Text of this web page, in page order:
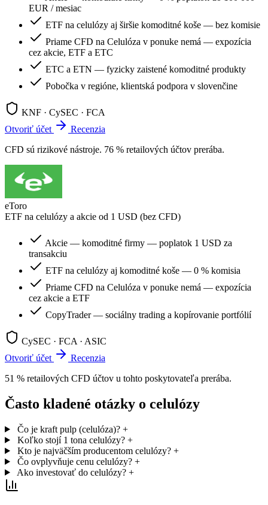
EUR / mesiac
ETF na celulózy aj širšie komoditné koše — bez komisie
Priame CFD na Celulóza v ponuke nemá — expozícia
cez akcie, ETF a ETC
ETC a ETN — fyzicky zaistené komoditné produkty
Pobočka v regióne, klientská podpora v slovenčine
KNF · CySEC · FCA
Otvoriť účet
Recenzia
CFD sú rizikové nástroje. 76 % retailových účtov prerába.
eToro
ETF na celulózy a akcie od 1 USD (bez CFD)
Akcie — komoditné firmy — poplatok 1 USD za
transakciu
ETF na celulózy aj komoditné koše — 0 % komisia
Priame CFD na Celulóza v ponuke nemá — expozícia
cez akcie a ETF
CopyTrader — sociálny trading a kopírovanie portfólií
CySEC · FCA · ASIC
Otvoriť účet
Recenzia
51 % retailových CFD účtov u tohto poskytovateľa prerába.
Často kladené otázky o celulózy
Čo je kraft pulp (celulóza)? +
Koľko stojí 1 tona celulózy? +
Kto je najväčším producentom celulózy? +
Čo ovplyvňuje cenu celulózy? +
Ako investovať do celulózy? +